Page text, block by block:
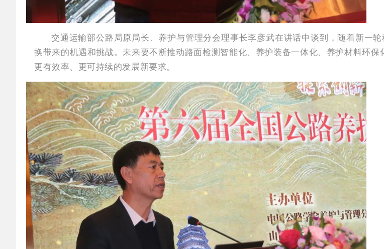
交通运输部公路局原局长、养护与管理分会理事长李彦武在讲话中谈到，随着新一
换带来的机遇和挑战。未来要不断推动路面检测智能化、养护装备一体化、养护材料环
更有效率、更可持续的发展新要求。